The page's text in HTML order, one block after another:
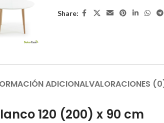
Share:
ADICIONALVALORACIONES
120 (200) x 90 cm